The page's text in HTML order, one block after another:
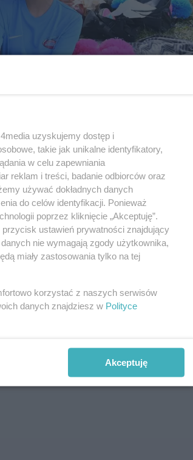
uzyskujemy dostęp i
takie jak unikalne identyfikatory,
w celu zapewniania
reklam i treści, badanie odbiorców oraz
używać dokładnych danych
do celów identyfikacji. Ponieważ
poprzez kliknięcie „Akceptuję”.
ustawień prywatności znajdujący
nie wymagają zgody użytkownika,
miały zastosowania tylko na tej
korzystać z naszych serwisów
danych znajdziesz w Polityce
Akceptuję